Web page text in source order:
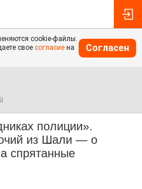
cookie-файлы.
свое согласие на
Согласен
полиции».
из Шали — о
спрятанные